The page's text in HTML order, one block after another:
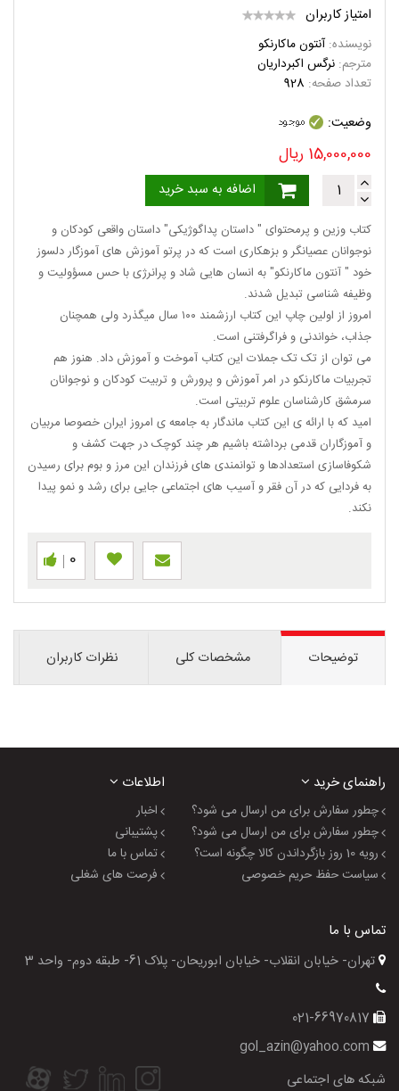
امتیاز کاربران
نویسنده:آنتون ماکارنکو
مترجم: نرگس اکبرداریان
تعداد صفحه: 928
وضعیت:
15,000,000 ریال
اضافه به سبد خرید
کتاب وزین و پرمحتوای " داستان پداگوژیکی" داستان واقعی کودکان و
نوجوانان عصیانگر و بزهکاری است که در پرتو آموزش های آموزگار دلسوز
خود " آنتون ماکارنکو" به انسان هایی شاد و پرانرژی با حس مسؤولیت و
وظیفه شناسی تبدیل شدند.
امروز از اولین چاپ این کتاب ارزشمند ١٠٠ سال میگذرد ولی همچنان
جذاب، خواندنی و فراگرفتنی است.
می توان از تک تک جملات این کتاب آموخت و آموزش داد. هنوز هم
تجربیات ماکارنکو در امر آموزش و پرورش و تربیت کودکان و نوجوانان
سرمشق کارشناسان علوم تربیتی است.
امید که با ارائه ی این کتاب ماندگار به جامعه ی امروز ایران خصوصا مربیان
و آموزگاران قدمی برداشته باشیم هر چند کوچک در جهت کشف و
شکوفاسازی استعدادها و توانمندی های فرزندان این مرز و بوم برای رسیدن
به فردایی که در آن فقر و آسیب های اجتماعی جایی برای رشد و نمو پیدا
نکند.
0
توضیحات مشخصات کلی نظرات کاربران
راهنمای خرید
چطور سفارش برای من ارسال می شود؟
چطور سفارش برای من ارسال می شود؟
رویه 10 روز بازگرداندن کالا چگونه است؟
سیاست حفظ حریم خصوصی
اطلاعات
اخبار
پشتیبانی
تماس با ما
فرصت های شغلی
تماس با ما
تهران- خیابان انقلاب- خیابان ابوریحان- پلاک 61- طبقه دوم- واحد 3
شبکه های اجتماعی